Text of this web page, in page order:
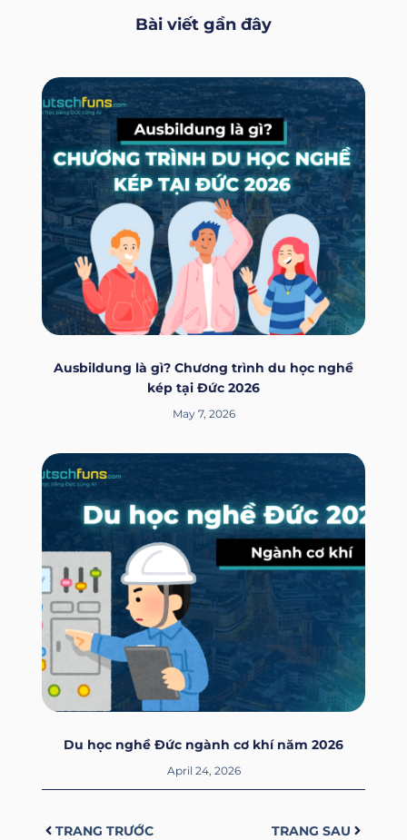
Bài viết gần đây
Ausbildung là gì? Chương trình du học nghề
kép tại Đức 2026
May 7, 2026
Du học nghề Đức ngành cơ khí năm 2026
April 24, 2026
TRANG TRƯỚC TRANG SAU